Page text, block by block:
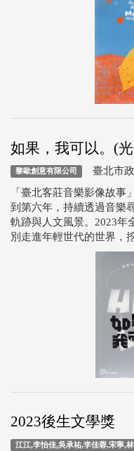
如果，我可以。(
黎歐創意有限公司 臺北市政
「臺北客莊音樂影像故事
到第六年，持續透過音樂
軌跡與人文風景。2023年
別走進年輕世代的世界，
2023後生文學獎
江江,李怡佳,吳承祐,李佳蓉,宋寧,